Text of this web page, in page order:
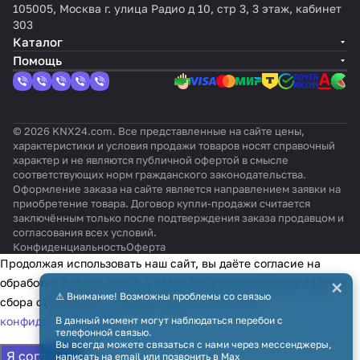
105005, Москва г. улица Радио д 10, стр 3, 3 этаж, кабинет
303
Каталог
Помощь
© 2026 KNX24.com. Все представленные на сайте цены,
характеристики и условия продажи товаров носят справочный
характер и не являются публичной офертой в смысле
соответствующих норм гражданского законодательства.
Оформление заказа на сайте является направлением заявки на
приобретение товара. Договор купли-продажи считается
заключённым только после подтверждения заказа продавцом и
согласования всех условий.
КонфиденциальностьОферта
⚠️ Внимание! Возможны проблемы со связью
В данный момент могут наблюдаться перебои с
телефонной связью.
Вы всегда можете связаться с нами через мессенджеры,
написать на email или позвонить в Max
×
Продолжая использовать наш сайт, вы даёте согласие на
обработку файлов cookie в целях функционирования сайта и
сбора статистики в соответствии сполитикой
конфиденциальности
Я согласен